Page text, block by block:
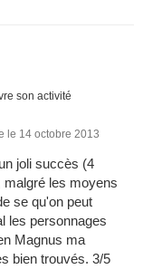
son activité
le 14 octobre 2013
joli succès (4
malgré les moyens
se qu'on peut
les personnages
Magnus ma
bien trouvés. 3/5